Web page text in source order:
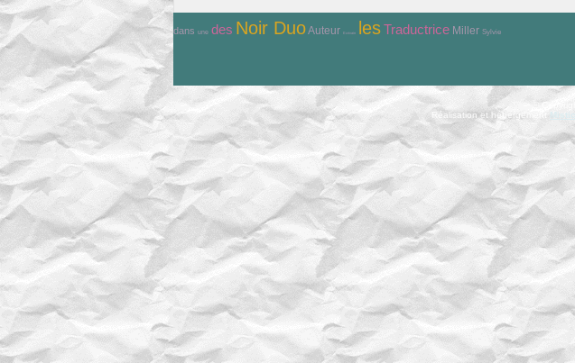
dans une des Noir DuoAuteur Ecrivain lesTraductrice Miller Sylvie
©
Réalisation et hébergementMistic